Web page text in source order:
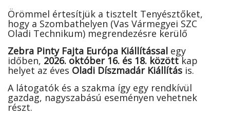
Örömmel értesítjük a tisztelt Tenyésztőket,
hogy a Szombathelyen (Vas Vármegyei SZC
Oladi Technikum) megrendezésre kerülő
Zebra Pinty Fajta Európa Kiállítással egy
időben, 2026. október 16. és 18. közöttkap
helyet az éves Oladi Díszmadár Kiállítás is.
A látogatók és a szakma így egy rendkívül
gazdag, nagyszabású eseményen vehetnek
részt.